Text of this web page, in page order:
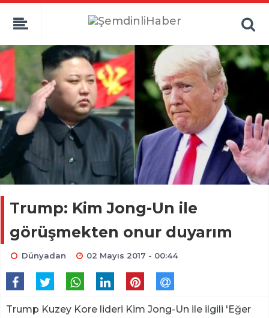
Trump: Kim Jong-Un ile
görüşmekten onur duyarım
Dünyadan 02 Mayıs 2017 - 00:44
Trump Kuzey Kore lideri Kim Jong-Un ile ilgili 'Eğer